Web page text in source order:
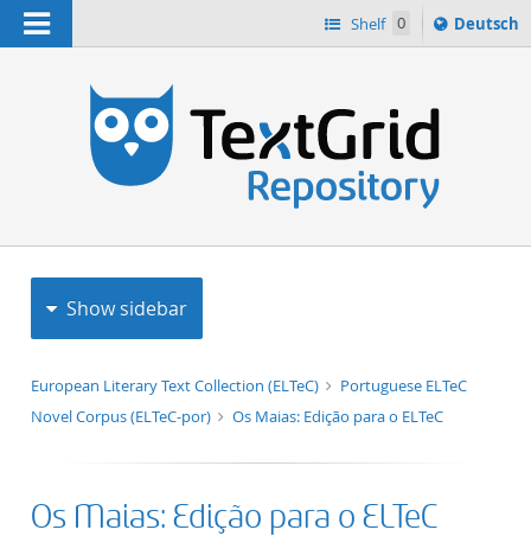
Navigation Shelf 0
Sprache
ï¿½ndern
Deutsch
Show sidebar
European Literary Text Collection (ELTeC)
Portuguese ELTeC
Novel Corpus (ELTeC-por)
Os Maias: Edição para o ELTeC
Os Maias: Edição para o ELTeC